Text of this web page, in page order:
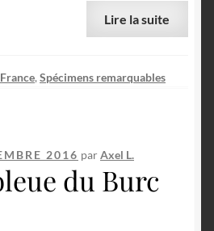
Lire la suite
, Spécimens remarquables
2016 parAxel L.
du Burc